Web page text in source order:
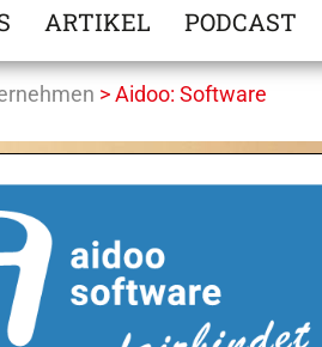
ARTIKEL PODCAST
>Aidoo: Software